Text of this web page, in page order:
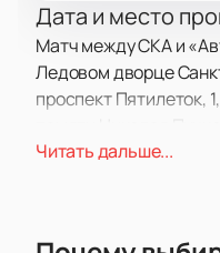
Дата и место
Матч между СКА и
Ледовом дворце
проспект Пятилеток,
с опытом проведения
Читать дальше...